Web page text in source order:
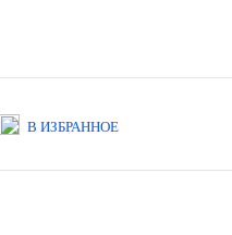
В ИЗБРАННОЕ